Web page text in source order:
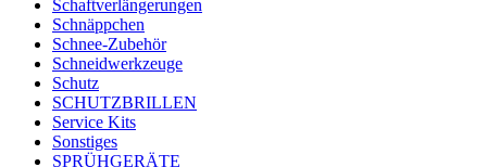
Schaftverlängerungen
Schnäppchen
Schnee-Zubehör
Schneidwerkzeuge
Schutz
SCHUTZBRILLEN
Service Kits
Sonstiges
SPRÜHGERÄTE